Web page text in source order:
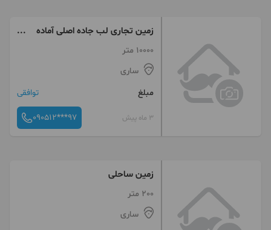
زمین تجاری لب جاده اصلی آماده
شهرک سازی
10000 متر
ساری
مبلغ
توافقی
3 ماه پیش 090512***97
زمین ساحلی
200 متر
ساری